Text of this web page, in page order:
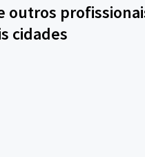
outros
cidades